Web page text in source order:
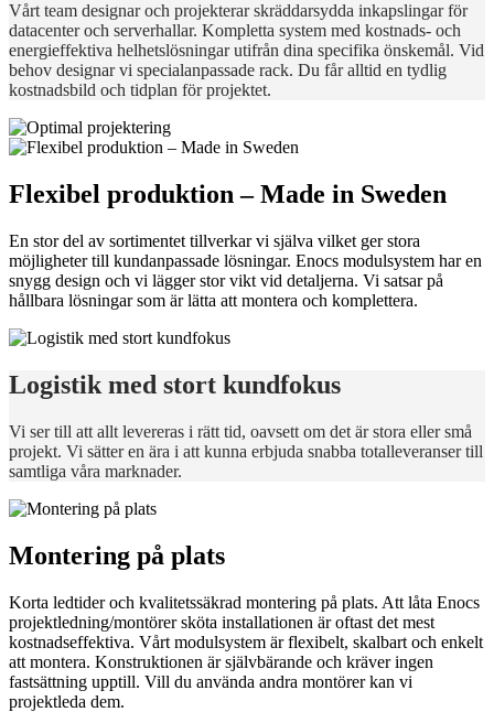
Vårt team designar och projekterar skräddarsydda inkapslingar för
datacenter och serverhallar. Kompletta system med kostnads- och
energieffektiva helhetslösningar utifrån dina specifika önskemål. Vid
behov designar vi specialanpassade rack. Du får alltid en tydlig
kostnadsbild och tidplan för projektet.
Flexibel produktion – Made in Sweden
En stor del av sortimentet tillverkar vi själva vilket ger stora
möjligheter till kundanpassade lösningar. Enocs modulsystem har en
snygg design och vi lägger stor vikt vid detaljerna. Vi satsar på
hållbara lösningar som är lätta att montera och komplettera.
Logistik med stort kundfokus
Vi ser till att allt levereras i rätt tid, oavsett om det är stora eller små
projekt. Vi sätter en ära i att kunna erbjuda snabba totalleveranser till
samtliga våra marknader.
Montering på plats
Korta ledtider och kvalitetssäkrad montering på plats. Att låta Enocs
projektledning/montörer sköta installationen är oftast det mest
kostnadseffektiva. Vårt modulsystem är flexibelt, skalbart och enkelt
att montera. Konstruktionen är självbärande och kräver ingen
fastsättning upptill. Vill du använda andra montörer kan vi
projektleda dem.